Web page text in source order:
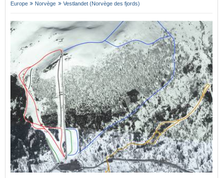
Europe Norvège Vestlandet (Norvège des fjords)